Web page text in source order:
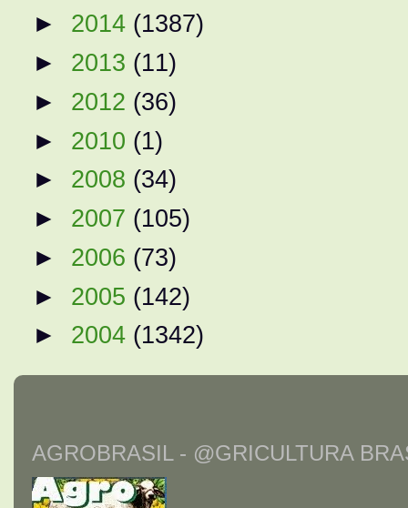
► 2014 (1387)
► 2013 (11)
► 2012 (36)
► 2010 (1)
► 2008 (34)
► 2007 (105)
► 2006 (73)
► 2005 (142)
► 2004 (1342)
AGROBRASIL - @GRICULTURA